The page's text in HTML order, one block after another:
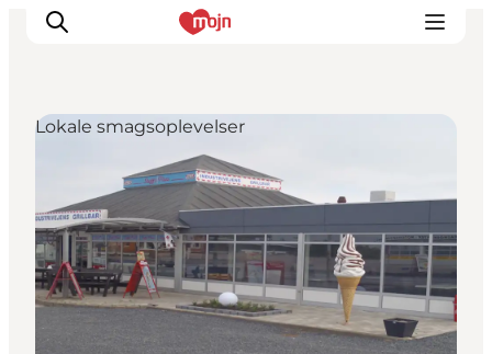
Oplevelser
Byer & Steder
Det sker
Overnatning
Planlæg din ferie
Booking
Lokale smagsoplevelser